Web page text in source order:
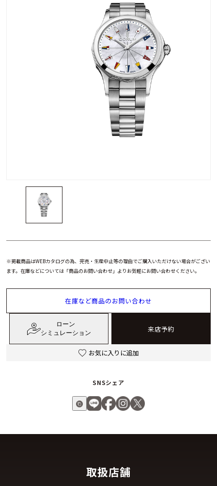
※掲載商品はWEBカタログの為、完売・生産中止等の理由でご購入いただけない場合がござい
ます。在庫などについては「商品のお問い合わせ」よりお気軽にお問い合わせください。
在庫など商品のお問い合わせ
ローン
シミュレーション
来店予約
お気に入りに追加
SNSシェア
取扱店舗